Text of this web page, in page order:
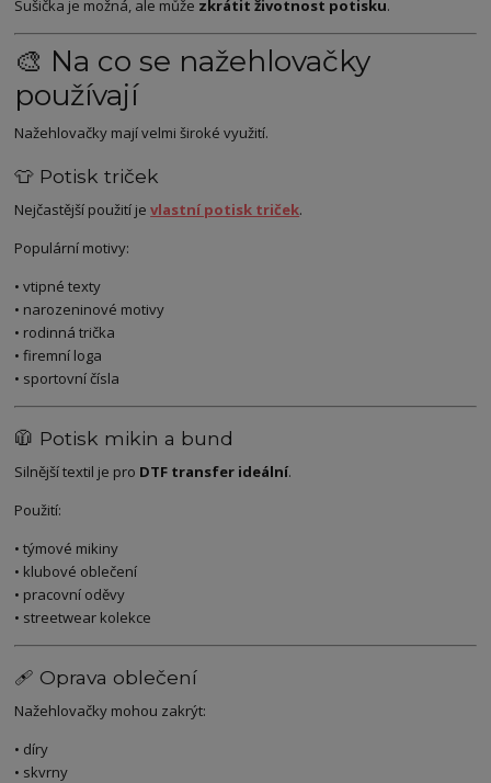
Sušička je možná, ale může zkrátit životnost potisku.
🎨 Na co se nažehlovačky
používají
Nažehlovačky mají velmi široké využití.
👕 Potisk triček
Nejčastější použití jevlastní potisk triček.
Populární motivy:
• vtipné texty
• narozeninové motivy
• rodinná trička
• firemní loga
• sportovní čísla
🧥 Potisk mikin a bund
Silnější textil je pro DTF transfer ideální.
Použití:
• týmové mikiny
• klubové oblečení
• pracovní oděvy
• streetwear kolekce
🩹 Oprava oblečení
Nažehlovačky mohou zakrýt:
• díry
• skvrny